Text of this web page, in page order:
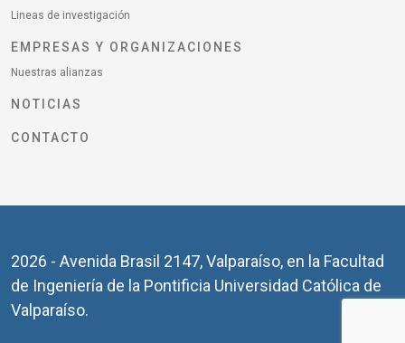
Lineas de investigación
EMPRESAS Y ORGANIZACIONES
Nuestras alianzas
NOTICIAS
CONTACTO
2026 - Avenida Brasil 2147, Valparaíso, en la Facultad
de Ingeniería de la Pontificia Universidad Católica de
Valparaíso.